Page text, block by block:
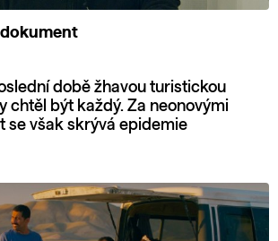
době žhavou turistickou
chtěl být každý. Za neonovými
se však skrývá epidemie